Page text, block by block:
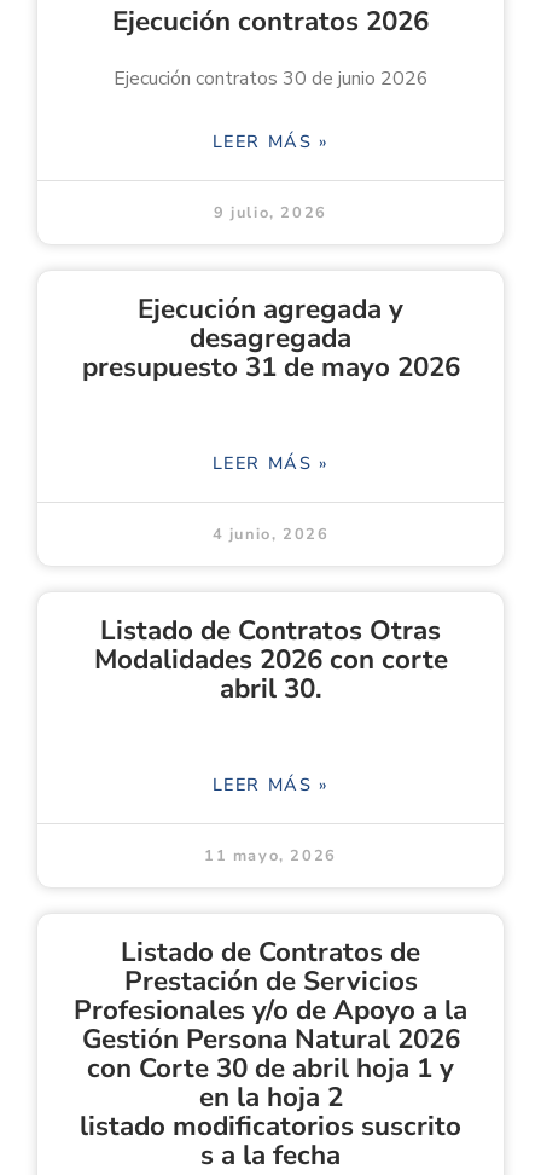
Ejecución contratos 2026
Ejecución contratos 30 de junio 2026
LEER MÁS »
9 julio, 2026
Ejecución agregada y
desagregada
presupuesto 31 de mayo 2026
LEER MÁS »
4 junio, 2026
Listado de Contratos Otras
Modalidades 2026 con corte
abril 30.
LEER MÁS »
11 mayo, 2026
Listado de Contratos de
Prestación de Servicios
Profesionales y/o de Apoyo a la
Gestión Persona Natural 2026
con Corte 30 de abril hoja 1 y
en la hoja 2
listado modificatorios suscrito
s a la fecha